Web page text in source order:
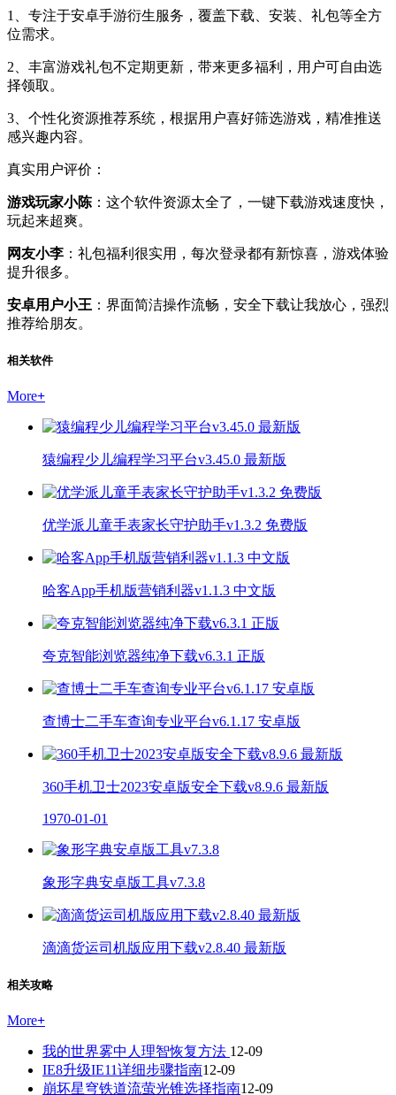
1、专注于安卓手游衍生服务，覆盖下载、安装、礼包等全方
位需求。
2、丰富游戏礼包不定期更新，带来更多福利，用户可自由选
择领取。
3、个性化资源推荐系统，根据用户喜好筛选游戏，精准推送
感兴趣内容。
真实用户评价：
游戏玩家小陈 ：这个软件资源太全了，一键下载游戏速度快，
玩起来超爽。
网友小李 ：礼包福利很实用，每次登录都有新惊喜，游戏体验
提升很多。
安卓用户小王 ：界面简洁操作流畅，安全下载让我放心，强烈
推荐给朋友。
相关软件
More+
猿编程少儿编程学习平台v3.45.0 最新版
优学派儿童手表家长守护助手v1.3.2 免费版
哈客App手机版营销利器v1.1.3 中文版
夸克智能浏览器纯净下载v6.3.1 正版
查博士二手车查询专业平台v6.1.17 安卓版
360手机卫士2023安卓版安全下载v8.9.6 最新版
1970-01-01
象形字典安卓版工具v7.3.8
滴滴货运司机版应用下载v2.8.40 最新版
相关攻略
More+
我的世界雾中人理智恢复方法 12-09
IE8升级IE11详细步骤指南12-09
崩坏星穹铁道流萤光锥选择指南12-09